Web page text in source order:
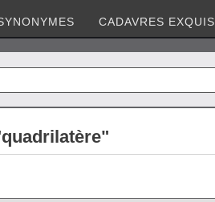
CADAVRES EXQUIS